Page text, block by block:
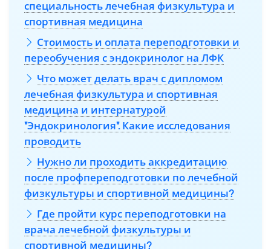
специальность лечебная физкультура и
спортивная медицина
Стоимость и оплата переподготовки и
переобучения с эндокринолог на ЛФК
Что может делать врач с дипломом
лечебная физкультура и спортивная
медицина и интернатурой
"Эндокринология". Какие исследования
проводить
Нужно ли проходить аккредитацию
после профпереподготовки по лечебной
физкультуры и спортивной медицины?
Где пройти курс переподготовки на
врача лечебной физкультуры и
спортивной медицины?